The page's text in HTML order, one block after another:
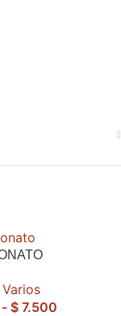
- $ 7.500